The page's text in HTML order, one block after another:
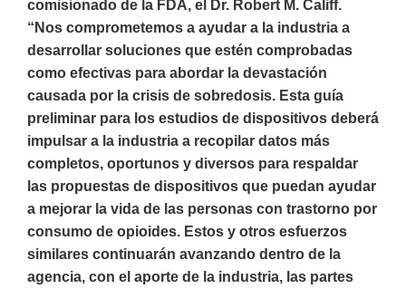
comisionado de la FDA, el Dr. Robert M. Califf.
“Nos comprometemos a ayudar a la industria a
desarrollar soluciones que estén comprobadas
como efectivas para abordar la devastación
causada por la crisis de sobredosis. Esta guía
preliminar para los estudios de dispositivos deberá
impulsar a la industria a recopilar datos más
completos, oportunos y diversos para respaldar
las propuestas de dispositivos que puedan ayudar
a mejorar la vida de las personas con trastorno por
consumo de opioides. Estos y otros esfuerzos
similares continuarán avanzando dentro de la
agencia, con el aporte de la industria, las partes